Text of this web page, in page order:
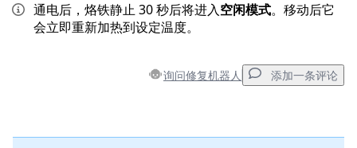
通电后，烙铁静止 30 秒后将进入空闲模式。移动后它
会立即重新加热到设定温度。
询问修复机器人 添加一条评论